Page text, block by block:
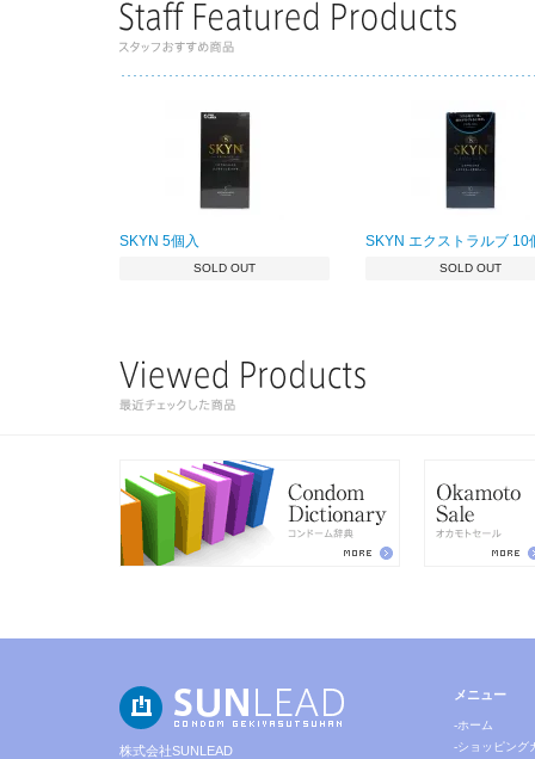
SKYN 5個入
SOLD OUT
SKYN エクストラルブ 10
SOLD OUT
株式会社SUNLEAD
メニュー
-ホーム
-ショッピング